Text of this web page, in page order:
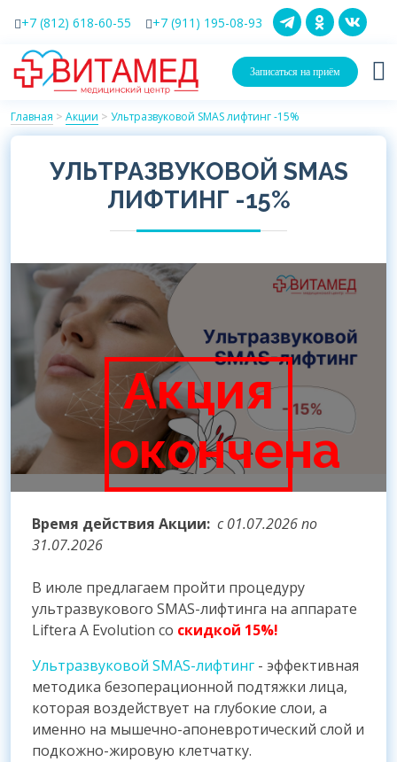
+7 (812) 618-60-55 +7 (911) 195-08-93
Записаться на приём
Главная > Акции > Ультразвуковой SMAS лифтинг -15%
УЛЬТРАЗВУКОВОЙ SMAS
ЛИФТИНГ -15%
Акция
окончена
Время действия Акции: с 01.07.2026 по
31.07.2026
В июле предлагаем пройти процедуру
ультразвукового SMAS-лифтинга на аппарате
Liftera A Evolution со скидкой 15%!
Ультразвуковой SMAS-лифтинг - эффективная
методика безоперационной подтяжки лица,
которая воздействует на глубокие слои, а
именно на мышечно-апоневротический слой и
подкожно-жировую клетчатку.